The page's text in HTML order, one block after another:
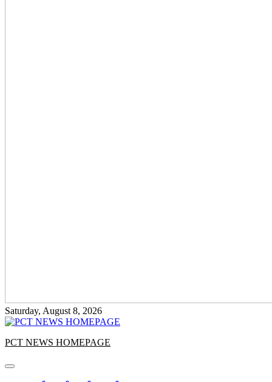
Saturday, August 8, 2026
PCT NEWS HOMEPAGE